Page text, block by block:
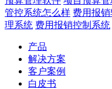
管控系统怎么样 费用报
理系统 费用报销控制系统
产品
解决方案
客户案例
白皮书